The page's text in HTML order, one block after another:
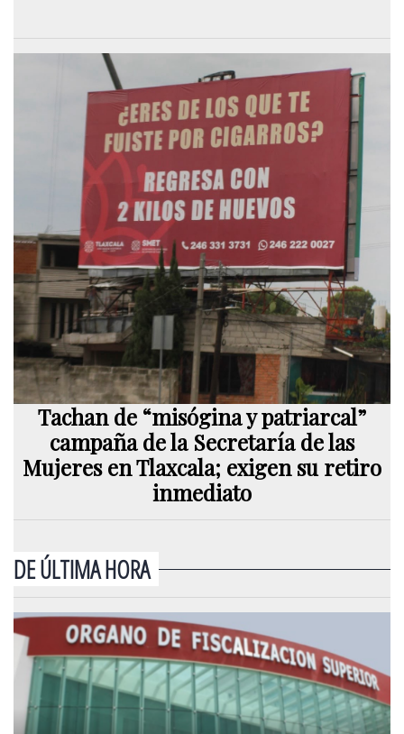
Tachan de “misógina y patriarcal”
campaña de la Secretaría de las
Mujeres en Tlaxcala; exigen su retiro
inmediato
DE ÚLTIMA HORA